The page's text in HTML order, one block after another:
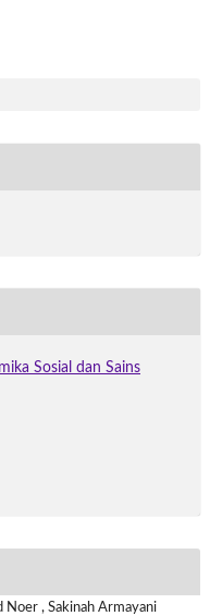
Sosial dan Sains
, Sakinah Armayani